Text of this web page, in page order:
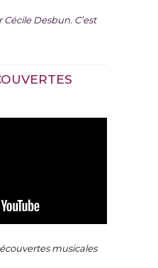
Cécile Desbun. C’est
musicales